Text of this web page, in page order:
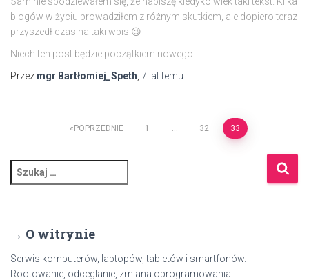
blogów w życiu prowadziłem z różnym skutkiem, ale dopiero teraz
przyszedł czas na taki wpis 😉
Niech ten post będzie początkiem nowego …
Przez mgr Bartłomiej_Speth 7 lattemu
Stronicowanie
wpisów
POPRZEDNIE 1 … 32 33
z
:
→ O witrynie
Serwis komputerów, laptopów, tabletów i smartfonów.
Rootowanie, odceglanie, zmiana oprogramowania.